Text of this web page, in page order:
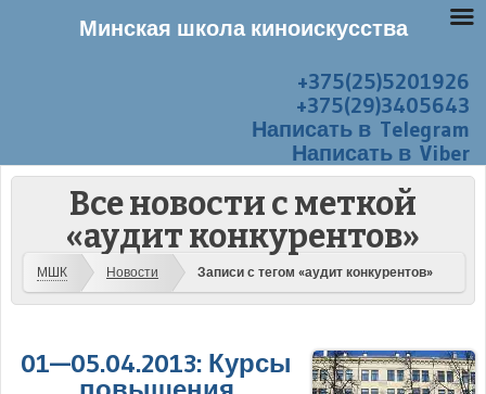
+375(25)5201926
+375(29)3405643
Написать в Telegram
Написать в Viber
Все новости с меткой
«аудит конкурентов»
МШК Новости Записи с тегом «аудит конкурентов»
01—05.04.2013: Курсы
Минская школа киноискусства